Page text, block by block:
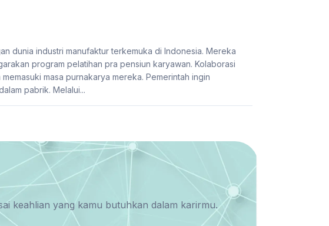
dunia industri manufaktur terkemuka di Indonesia. Mereka
program pelatihan pra pensiun karyawan. Kolaborasi
masa purnakarya mereka. Pemerintah ingin
pabrik. Melalui...
keahlian yang kamu butuhkan dalam karirmu.